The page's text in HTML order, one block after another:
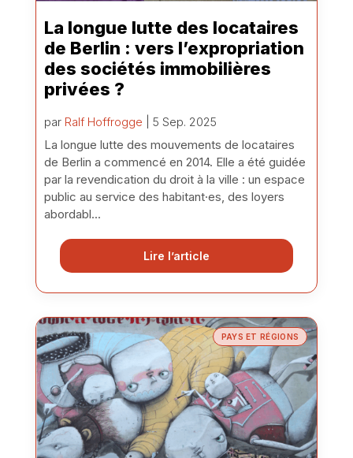
La longue lutte des locataires
de Berlin : vers l’expropriation
des sociétés immobilières
privées ?
par Ralf Hoffrogge | 5 Sep. 2025
La longue lutte des mouvements de locataires
de Berlin a commencé en 2014. Elle a été guidée
par la revendication du droit à la ville : un espace
public au service des habitant·es, des loyers
abordabl...
Lire l’article
PAYS ET RÉGIONS